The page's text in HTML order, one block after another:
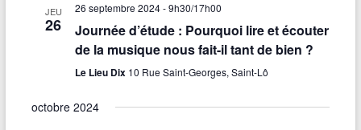
JEU
26
26 septembre 2024 - 9h30/17h00
Journée d’étude : Pourquoi lire et écouter
de la musique nous fait-il tant de bien ?
Le Lieu Dix 10 Rue Saint-Georges, Saint-Lô
octobre 2024